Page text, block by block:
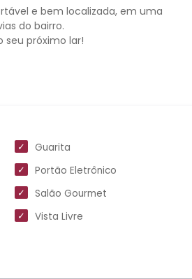
e bem localizada, em uma
do bairro.
próximo lar!
Guarita
Portão Eletrônico
Salão Gourmet
Vista Livre